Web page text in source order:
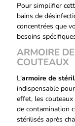
Pour simplifier
bains de
concentrées que
besoins
ARMOIRE
COUTEAUX
L’armoire de
indispensable
effet, les
de contamination
stérilisés après